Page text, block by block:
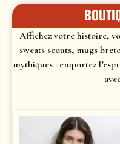
Affichez votre histoire,
sweats scouts, mugs
mythiques : emportez